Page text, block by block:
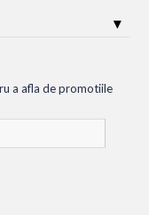
a afla de promotiile